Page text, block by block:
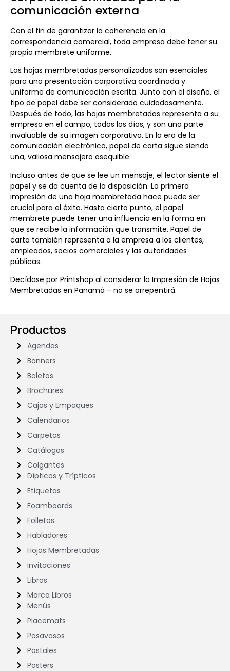
comunicación externa
Con el fin de garantizar la coherencia en la
correspondencia comercial, toda empresa debe tener su
propio membrete uniforme.
Las hojas membretadas personalizadas son esenciales
para una presentación corporativa coordinada y
uniforme de comunicación escrita. Junto con el diseño, el
tipo de papel debe ser considerado cuidadosamente.
Después de todo, las hojas membretadas representa a su
empresa en el campo, todos los días, y son una parte
invaluable de su imagen corporativa. En la era de la
comunicación electrónica, papel de carta sigue siendo
una, valiosa mensajero asequible.
Incluso antes de que se lee un mensaje, el lector siente el
papel y se da cuenta de la disposición. La primera
impresión de una hoja membretada hace puede ser
crucial para el éxito. Hasta cierto punto, el papel
membrete puede tener una influencia en la forma en
que se recibe la información que transmite. Papel de
carta también representa a la empresa a los clientes,
empleados, socios comerciales y las autoridades
públicas.
Decídase por Printshop al considerar la Impresión de Hojas
Membretadas en Panamá – no se arrepentirá.
Productos
Agendas
Banners
Boletos
Brochures
Cajas y Empaques
Calendarios
Carpetas
Catálogos
Colgantes
Dípticos y Trípticos
Etiquetas
Foamboards
Folletos
Habladores
Hojas Membretadas
Invitaciones
Libros
Marca Libros
Menús
Placemats
Posavasos
Postales
Posters